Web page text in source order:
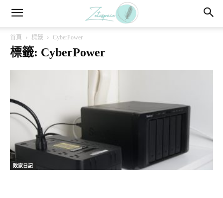
首頁 標籤 CyberPower
標籤: CyberPower
敗家日記